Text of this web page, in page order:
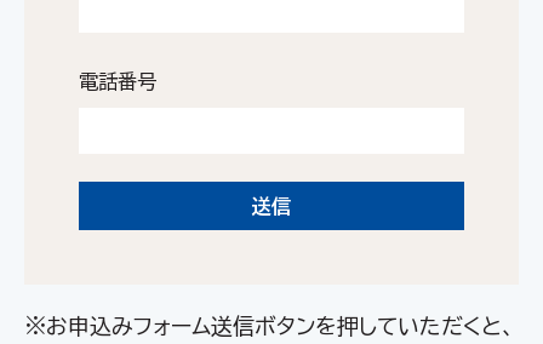
電話番号
※お申込みフォーム送信ボタンを押していただくと、